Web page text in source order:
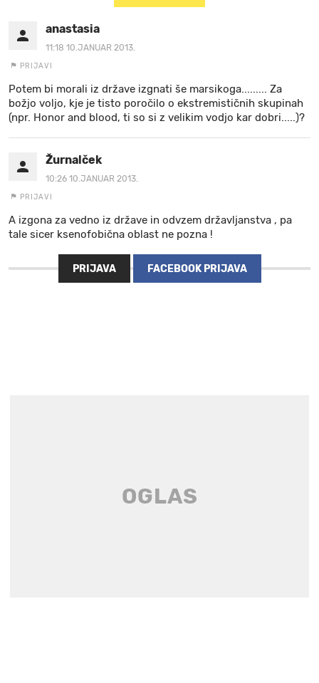
anastasia
11:18 10.JANUAR 2013.
PRIJAVI
Potem bi morali iz države izgnati še marsikoga......... Za
božjo voljo, kje je tisto poročilo o ekstremističnih skupinah
(npr. Honor and blood, ti so si z velikim vodjo kar dobri.....)?
Žurnalček
10:26 10.JANUAR 2013.
PRIJAVI
A izgona za vedno iz države in odvzem državljanstva , pa
tale sicer ksenofobična oblast ne pozna !
PRIJAVA FACEBOOK PRIJAVA